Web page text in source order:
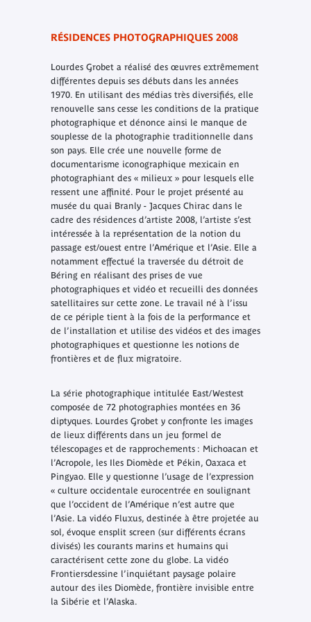
RÉSIDENCES PHOTOGRAPHIQUES 2008
Lourdes Grobet a réalisé des œuvres extrêmement
différentes depuis ses débuts dans les années
1970. En utilisant des médias très diversifiés, elle
renouvelle sans cesse les conditions de la pratique
photographique et dénonce ainsi le manque de
souplesse de la photographie traditionnelle dans
son pays. Elle crée une nouvelle forme de
documentarisme iconographique mexicain en
photographiant des « milieux » pour lesquels elle
ressent une affinité. Pour le projet présenté au
musée du quai Branly - Jacques Chirac dans le
cadre des résidences d’artiste 2008, l’artiste s’est
intéressée à la représentation de la notion du
passage est/ouest entre l’Amérique et l’Asie. Elle a
notamment effectué la traversée du détroit de
Béring en réalisant des prises de vue
photographiques et vidéo et recueilli des données
satellitaires sur cette zone. Le travail né à l’issu
de ce périple tient à la fois de la performance et
de l’installation et utilise des vidéos et des images
photographiques et questionne les notions de
frontières et de flux migratoire.
La série photographique intitulée East/Westest
composée de 72 photographies montées en 36
diptyques. Lourdes Grobet y confronte les images
de lieux différents dans un jeu formel de
télescopages et de rapprochements : Michoacan et
l’Acropole, les Iles Diomède et Pékin, Oaxaca et
Pingyao. Elle y questionne l’usage de l’expression
« culture occidentale eurocentrée en soulignant
que l’occident de l’Amérique n’est autre que
l’Asie. La vidéo Fluxus, destinée à être projetée au
sol, évoque ensplit screen (sur différents écrans
divisés) les courants marins et humains qui
caractérisent cette zone du globe. La vidéo
Frontiersdessine l’inquiétant paysage polaire
autour des iles Diomède, frontière invisible entre
la Sibérie et l’Alaska.